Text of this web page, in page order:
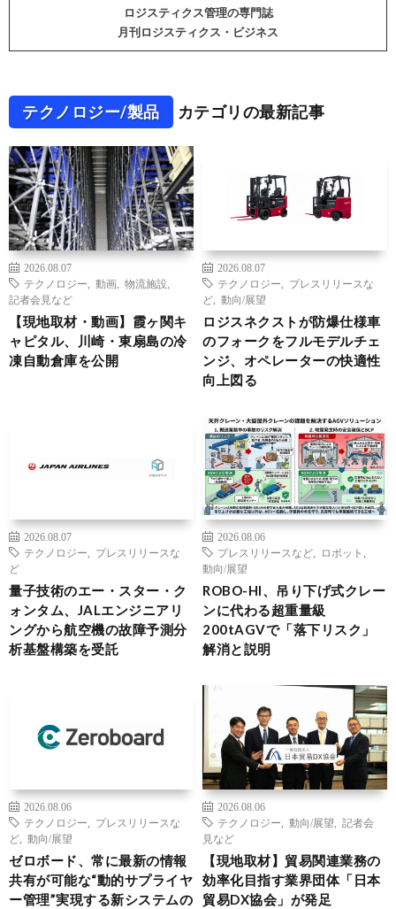
ロジスティクス管理の専門誌
月刊ロジスティクス・ビジネス
テクノロジー/製品 カテゴリの最新記事
2026.08.07
テクノロジー
動画 物流施設
記者会見など
【現地取材・動画】霞ヶ関キ
ャピタル、川崎・東扇島の冷
凍自動倉庫を公開
2026.08.07
テクノロジー
プレスリリースな
ど
動向/展望
ロジスネクストが防爆仕様車
のフォークをフルモデルチェ
ンジ、オペレーターの快適性
向上図る
2026.08.07
テクノロジー
プレスリリースな
ど
量子技術のエー・スター・ク
ォンタム、JALエンジニアリ
ングから航空機の故障予測分
析基盤構築を受託
2026.08.06
プレスリリースなど
ロボット
動向/展望
ROBO-HI、吊り下げ式クレー
ンに代わる超重量級
200tAGVで「落下リスク」
解消と説明
2026.08.06
テクノロジー
プレスリリースな
ど
動向/展望
ゼロボード、常に最新の情報
共有が可能な“動的サプライヤ
ー管理”実現する新システムの
2026.08.06
テクノロジー
動向/展望
記者会
見など
【現地取材】貿易関連業務の
効率化目指す業界団体「日本
貿易DX協会」が発足